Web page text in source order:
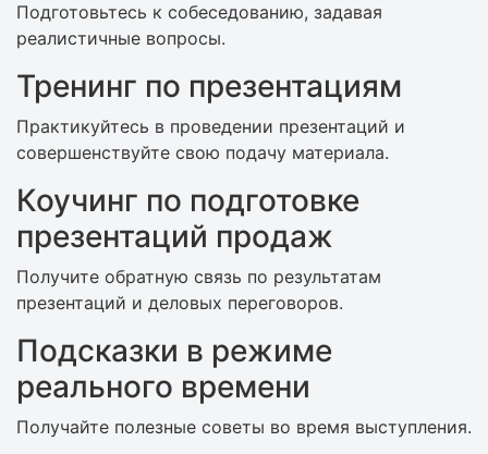
Подготовьтесь к собеседованию, задавая
реалистичные вопросы.
Тренинг по презентациям
Практикуйтесь в проведении презентаций и
совершенствуйте свою подачу материала.
Коучинг по подготовке
презентаций продаж
Получите обратную связь по результатам
презентаций и деловых переговоров.
Подсказки в режиме
реального времени
Получайте полезные советы во время выступления.